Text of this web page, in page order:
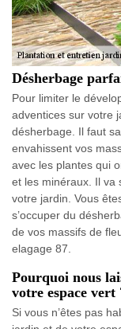
Désherbage
Pour limiter le
adventices sur votre
désherbage. Il faut
envahissent vos
avec les plantes qui
et les minéraux. Il va
votre jardin. Vous
s’occuper du
de vos massifs de
elagage 87.
Pourquoi nous
votre espace vert
Si vous n’êtes pas